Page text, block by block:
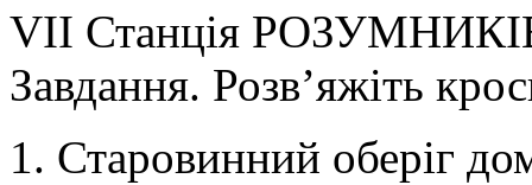
VΙΙ Станція
Завдання. Розв’яжіть
1. Старовинний оберіг